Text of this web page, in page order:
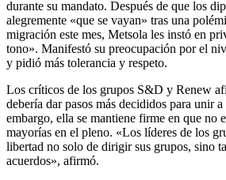
durante su mandato. Después de que los
alegremente «que se vayan» tras una
migración este mes, Metsola les instó en
tono». Manifestó su preocupación por el
y pidió más tolerancia y respeto.
Los críticos de los grupos S&D y Renew
debería dar pasos más decididos para unir
embargo, ella se mantiene firme en que no
mayorías en el pleno. «Los líderes de los
libertad no solo de dirigir sus grupos, sino
acuerdos», afirmó.